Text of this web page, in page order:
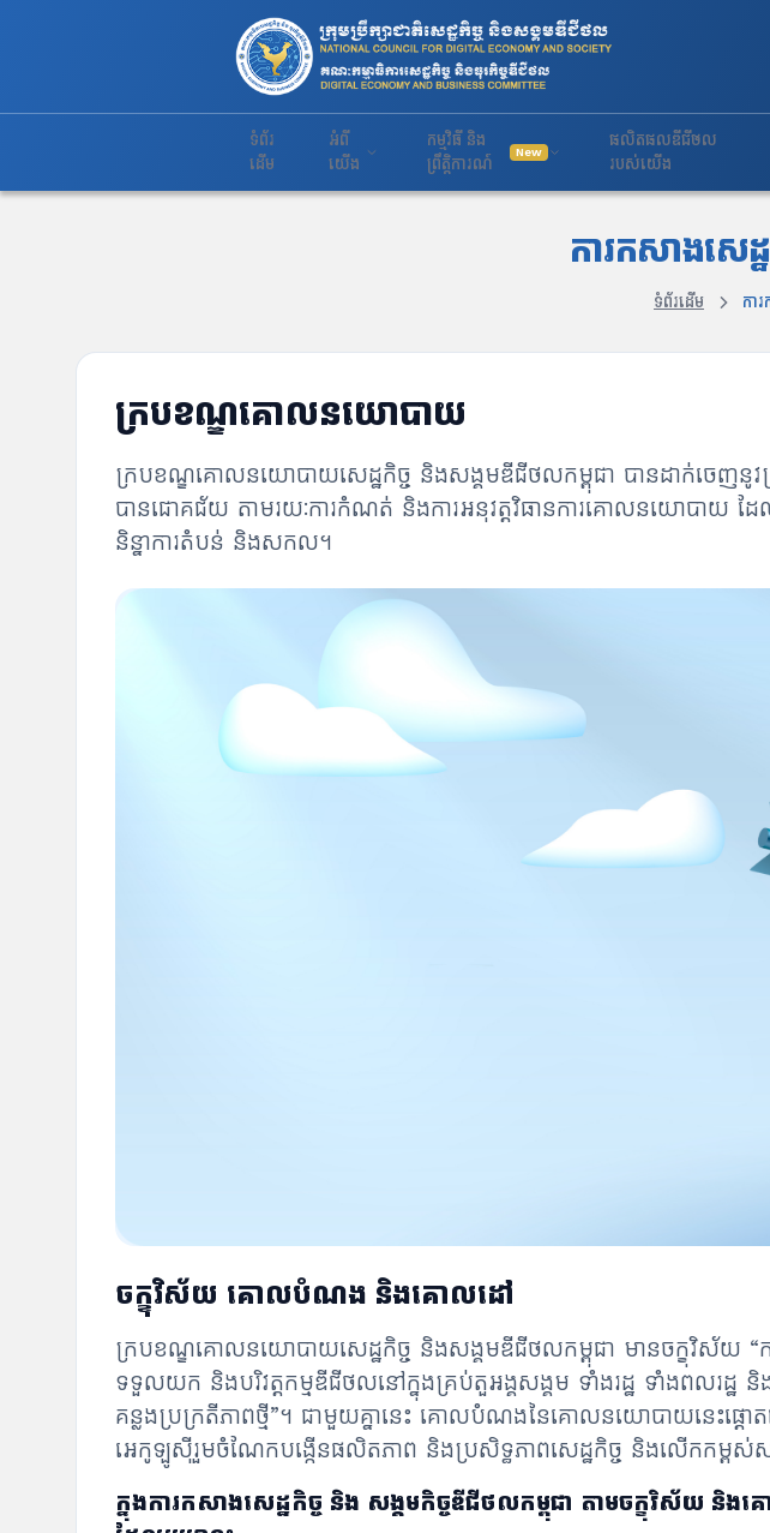
ទំព័រ
ដើម
អំពី
យើង
កម្មវិធី និង
ព្រឹត្តិការណ៍
New
ផលិតផលឌីជីថល
របស់យើង
ការកសាងសេ
ទំព័រដើម កា
ក្របខណ្ឌគោលនយោបាយ
ក្របខណ្ឌគោលនយោបាយសេដ្ឋកិច្ច និងសង្គមឌីជីថលកម្ពុជា បានដាក់ចេញនូ
បានជោគជ័យ តាមរយៈការកំណត់ និងការអនុវត្តវិធានការគោលនយោបាយ ដែល
និន្នាការតំបន់ និងសកល។
ចក្ខុវិស័យ គោលបំណង និងគោលដៅ
ក្របខណ្ឌគោលនយោបាយសេដ្ឋកិច្ច និងសង្គមឌីជីថលកម្ពុជា មានចក្ខុវិស័យ “ក
ទទួលយក និងបរិវត្តកម្មឌីជីថលនៅក្នុងគ្រប់តួអង្គសង្គម ទាំងរដ្ឋ ទាំងពលរដ្
គន្លងប្រក្រតីភាពថ្មី”។ ជាមួយគ្នានេះ គោលបំណងនៃគោលនយោបាយនេះផ្តោត
អេកូឡូស៊ីរួមចំណែកបង្កើនផលិតភាព និងប្រសិទ្ធភាពសេដ្ឋកិច្ច និងលើកកម្ពស់
ក្នុងការកសាងសេដ្ឋកិច្ច និង សង្គមកិច្ចឌីជីថលកម្ពុជា តាមចក្ខុវិ